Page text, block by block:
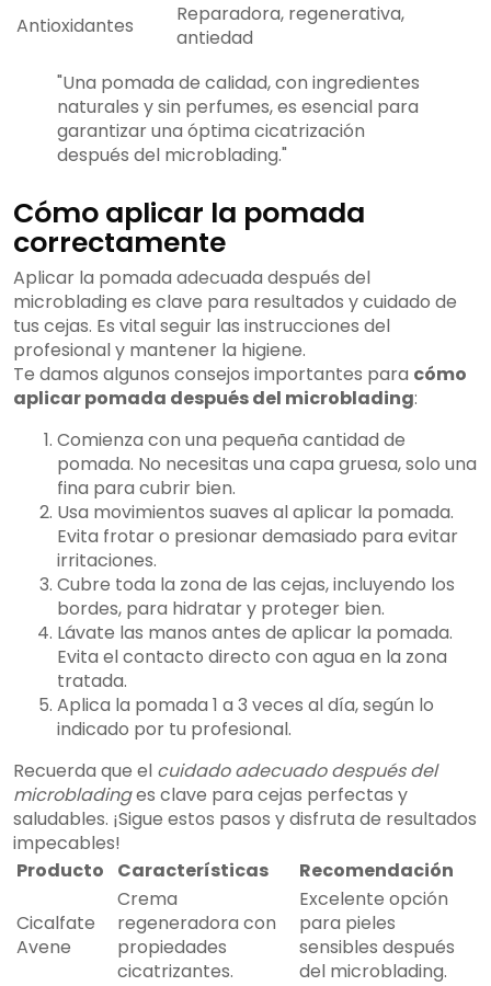
Antioxidantes
Reparadora, regenerativa,
antiedad
"Una pomada de calidad, con ingredientes
naturales y sin perfumes, es esencial para
garantizar una óptima cicatrización
después del microblading."
Cómo aplicar la pomada
correctamente
Aplicar la pomada adecuada después del
microblading es clave para resultados y cuidado de
tus cejas. Es vital seguir las instrucciones del
profesional y mantener la higiene.
Te damos algunos consejos importantes para cómo
aplicar pomada después del microblading:
Comienza con una pequeña cantidad de
pomada. No necesitas una capa gruesa, solo una
fina para cubrir bien.
Usa movimientos suaves al aplicar la pomada.
Evita frotar o presionar demasiado para evitar
irritaciones.
Cubre toda la zona de las cejas, incluyendo los
bordes, para hidratar y proteger bien.
Lávate las manos antes de aplicar la pomada.
Evita el contacto directo con agua en la zona
tratada.
Aplica la pomada 1 a 3 veces al día, según lo
indicado por tu profesional.
Recuerda que el cuidado adecuado después del
microbladinges clave para cejas perfectas y
saludables. ¡Sigue estos pasos y disfruta de resultados
impecables!
Producto
Características Recomendación
Cicalfate
Avene
Crema
regeneradora con
propiedades
cicatrizantes.
Excelente opción
para pieles
sensibles después
del microblading.